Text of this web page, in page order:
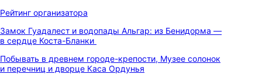
Рейтинг организатора
Замок Гуадалест и водопады Альгар: из Бенидорма —
в сердце Коста-Бланки
Побывать в древнем городе-крепости, Музее солонок
и перечниц и дворце Каса Ордунья